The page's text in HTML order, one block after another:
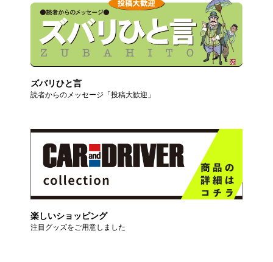
ズバリひと言
読者からのメッセージ「投稿大歓迎」
楽しいショッピング
注目グッズをご用意しました